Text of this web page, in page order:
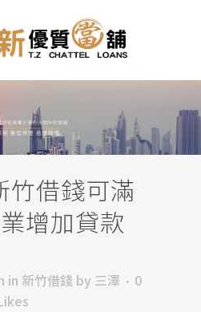
竹借錢可滿
增加貸款
in 新竹借錢 by 三澤
0